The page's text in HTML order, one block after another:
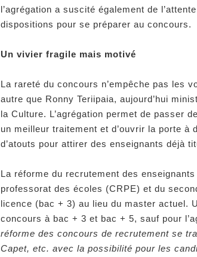
l’agrégation a suscité également de
dispositions pour se préparer au concours.
Un vivier fragile mais motivé
La rareté du concours n’empêche pas les
autre que Ronny Teriipaia, aujourd’hui
la Culture. L’agrégation permet de passer
un meilleur traitement et d’ouvrir la porte
d’atouts pour attirer des enseignants déjà
La réforme du recrutement des
professorat des écoles (CRPE) et du
licence (bac + 3) au lieu du master actuel.
concours à bac + 3 et bac + 5, sauf pour
réforme des concours de recrutement se
Capet, etc. avec la possibilité pour les